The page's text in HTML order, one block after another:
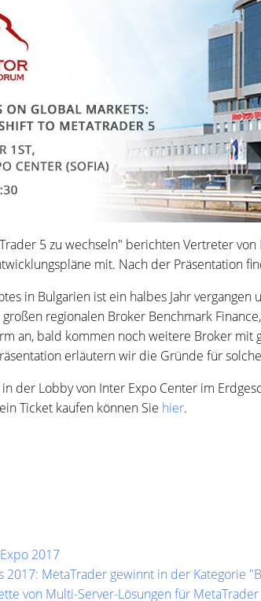
5 zu wechseln" berichten Vertreter von
mit. Nach der Präsentation
in Bulgarien ist ein halbes Jahr vergangen
regionalen Broker Benchmark
an, bald kommen noch weitere Broker
erläutern wir die Gründe für
der Lobby von Inter Expo Center im
Ticket kaufen können Sie hier.
2017
2017: MetaTrader gewinnt in der Kategorie
von Multi-Server-Lösungen für MetaTrader